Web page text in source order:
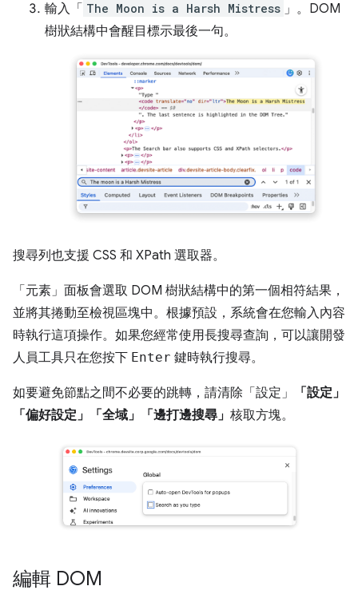
輸入「 The Moon is a Harsh Mistress 」。DOM
樹狀結構中會醒目標示最後一句。
搜尋列也支援 CSS 和 XPath 選取器。
「元素」 面板會選取 DOM 樹狀結構中的第一個相符結果，
並將其捲動至檢視區塊中。根據預設，系統會在您輸入內容
時執行這項操作。如果您經常使用長搜尋查詢，可以讓開發
人員工具只在您按下 Enter 鍵時執行搜尋。
如要避免節點之間不必要的跳轉，請清除「設定」
「設定」
「偏好設定」
「全域」 「邊打邊搜尋」 核取方塊。
編輯 DOM